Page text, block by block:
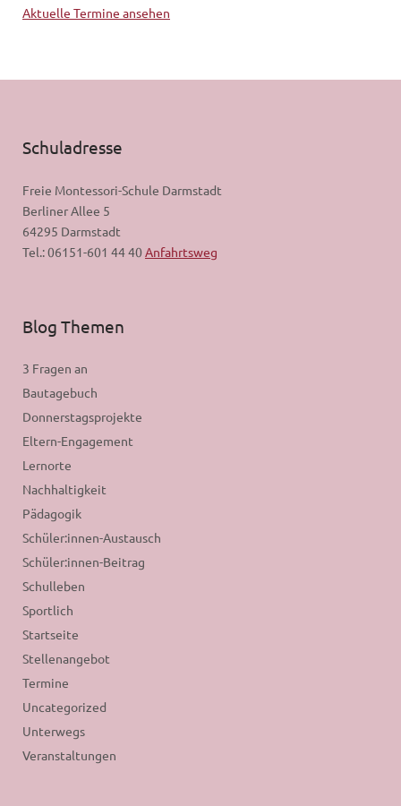
Aktuelle Termine ansehen
Schuladresse
Freie Montessori-Schule Darmstadt
Berliner Allee 5
64295 Darmstadt
Tel.: 06151-601 44 40Anfahrtsweg
Blog Themen
3 Fragen an
Bautagebuch
Donnerstagsprojekte
Eltern-Engagement
Lernorte
Nachhaltigkeit
Pädagogik
Schüler:innen-Austausch
Schüler:innen-Beitrag
Schulleben
Sportlich
Startseite
Stellenangebot
Termine
Uncategorized
Unterwegs
Veranstaltungen